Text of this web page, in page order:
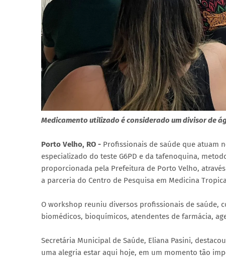
Medicamento utilizado é considerado um divisor de
Porto Velho, RO - Profissionais de saúde que atuam
especializado do teste G6PD e da tafenoquina,
proporcionada pela Prefeitura de Porto Velho,
a parceria do Centro de Pesquisa em Medicina
O workshop reuniu diversos profissionais de saúde,
biomédicos, bioquímicos, atendentes de farmácia,
Secretária Municipal de Saúde, Eliana Pasini,
uma alegria estar aqui hoje, em um momento tão